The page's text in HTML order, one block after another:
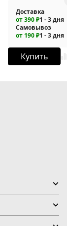
Доставка
от 390 ₽1 - 3 дня
Самовывоз
от 190 ₽1 - 3 дня
Купить